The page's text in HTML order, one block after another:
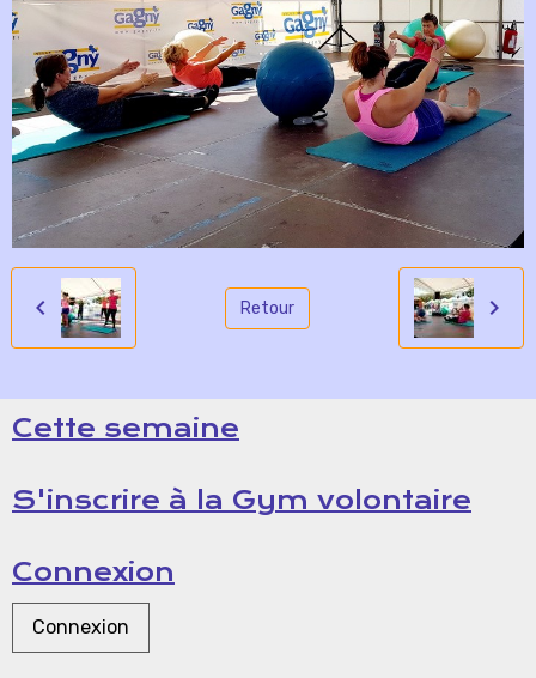
Retour
Cette semaine
S'inscrire à la Gym volontaire
Connexion
Connexion